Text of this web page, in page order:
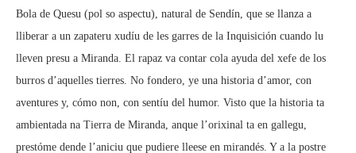
Bola de Quesu (pol so aspectu), natural de Sendín, que se llanza a
lliberar a un zapateru xudíu de les garres de la Inquisición cuando lu
lleven presu a Miranda. El rapaz va contar cola ayuda del xefe de los
burros d’aquelles tierres. No fondero, ye una historia d’amor, con
aventures y, cómo non, con sentíu del humor. Visto que la historia ta
ambientada na Tierra de Miranda, anque l’orixinal ta en gallegu,
prestóme dende l’aniciu que pudiere lleese en mirandés. Y a la postre